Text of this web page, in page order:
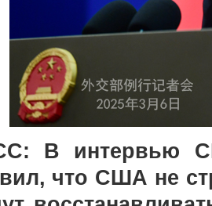
В интервью
что США не